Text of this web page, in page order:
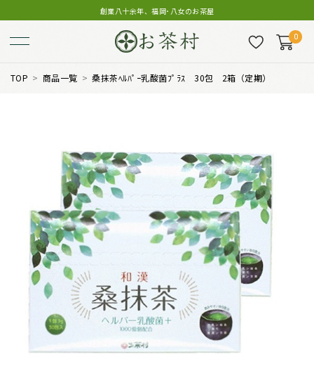
創業八十余年、福岡･八女のお茶屋
0
TOP 商品一覧 桑抹茶ﾍﾙﾊﾟｰ乳酸菌ﾌﾟﾗｽ 30包 2箱（定期）